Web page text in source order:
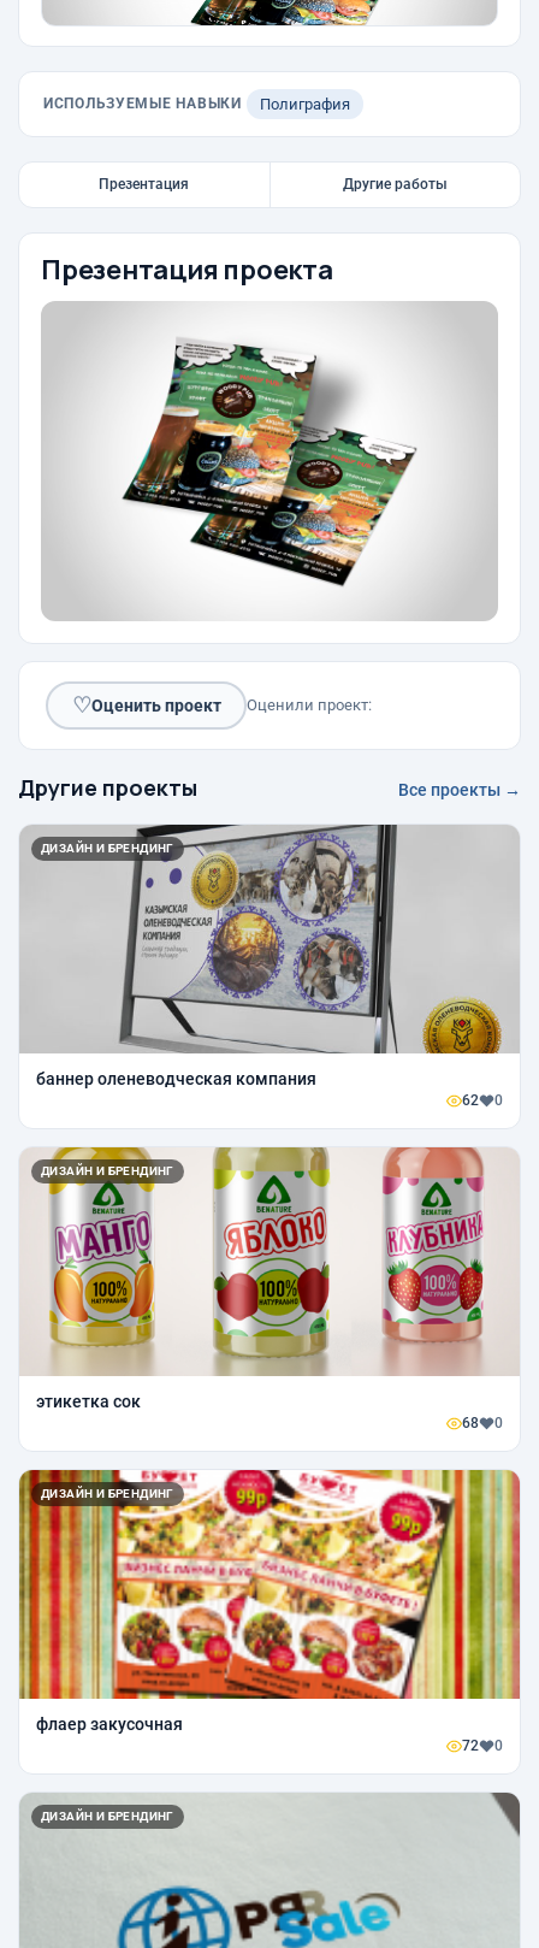
ИСПОЛЬЗУЕМЫЕ НАВЫКИ Полиграфия
Презентация Другие работы
Презентация проекта
♡Оценить проект Оценили проект:
Другие проекты Все проекты →
ДИЗАЙН И БРЕНДИНГ
баннер оленеводческая компания
62 0
ДИЗАЙН И БРЕНДИНГ
этикетка сок
68 0
ДИЗАЙН И БРЕНДИНГ
флаер закусочная
72 0
ДИЗАЙН И БРЕНДИНГ